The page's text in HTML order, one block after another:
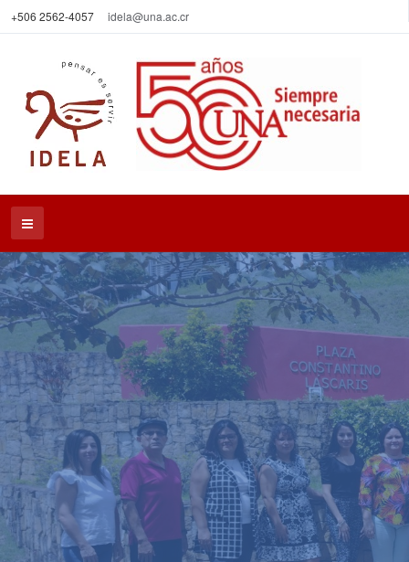
+506 2562-4057 idela@una.ac.cr
IDELA